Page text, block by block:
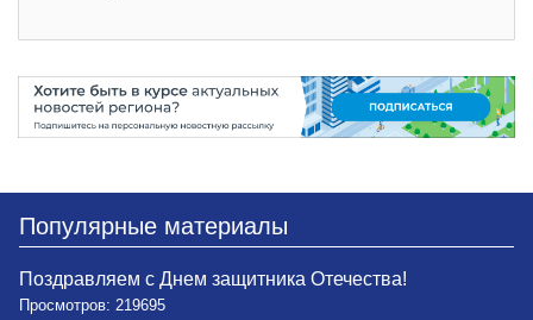
Популярные материалы
Поздравляем с Днем защитника Отечества!
Просмотров: 219695